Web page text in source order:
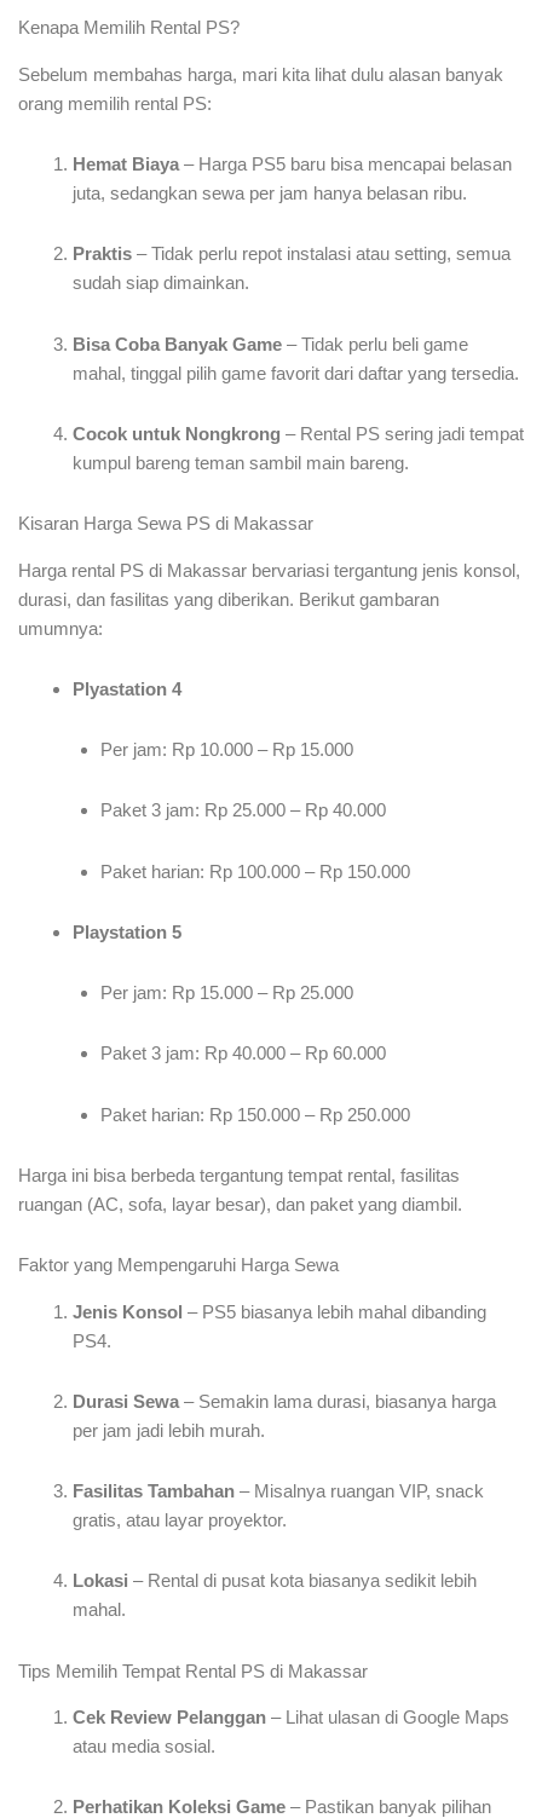
Kenapa Memilih Rental PS?
Sebelum membahas harga, mari kita lihat dulu alasan banyak
orang memilih rental PS:
Hemat Biaya – Harga PS5 baru bisa mencapai belasan
juta, sedangkan sewa per jam hanya belasan ribu.
Praktis – Tidak perlu repot instalasi atau setting, semua
sudah siap dimainkan.
Bisa Coba Banyak Game – Tidak perlu beli game
mahal, tinggal pilih game favorit dari daftar yang tersedia.
Cocok untuk Nongkrong – Rental PS sering jadi tempat
kumpul bareng teman sambil main bareng.
Kisaran Harga Sewa PS di Makassar
Harga rental PS di Makassar bervariasi tergantung jenis konsol,
durasi, dan fasilitas yang diberikan. Berikut gambaran
umumnya:
Plyastation 4
Per jam: Rp 10.000 – Rp 15.000
Paket 3 jam: Rp 25.000 – Rp 40.000
Paket harian: Rp 100.000 – Rp 150.000
Playstation 5
Per jam: Rp 15.000 – Rp 25.000
Paket 3 jam: Rp 40.000 – Rp 60.000
Paket harian: Rp 150.000 – Rp 250.000
Harga ini bisa berbeda tergantung tempat rental, fasilitas
ruangan (AC, sofa, layar besar), dan paket yang diambil.
Faktor yang Mempengaruhi Harga Sewa
Jenis Konsol – PS5 biasanya lebih mahal dibanding
PS4.
Durasi Sewa – Semakin lama durasi, biasanya harga
per jam jadi lebih murah.
Fasilitas Tambahan – Misalnya ruangan VIP, snack
gratis, atau layar proyektor.
Lokasi – Rental di pusat kota biasanya sedikit lebih
mahal.
Tips Memilih Tempat Rental PS di Makassar
Cek Review Pelanggan – Lihat ulasan di Google Maps
atau media sosial.
Perhatikan Koleksi Game – Pastikan banyak pilihan